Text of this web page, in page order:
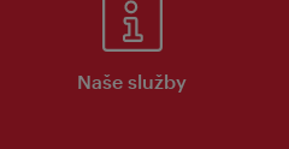
Naše služby